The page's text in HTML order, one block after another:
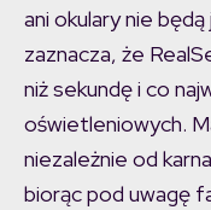
ani okulary nie
zaznacza, że
niż sekundę i co
oświetleniowych.
niezależnie od
biorąc pod uwagę